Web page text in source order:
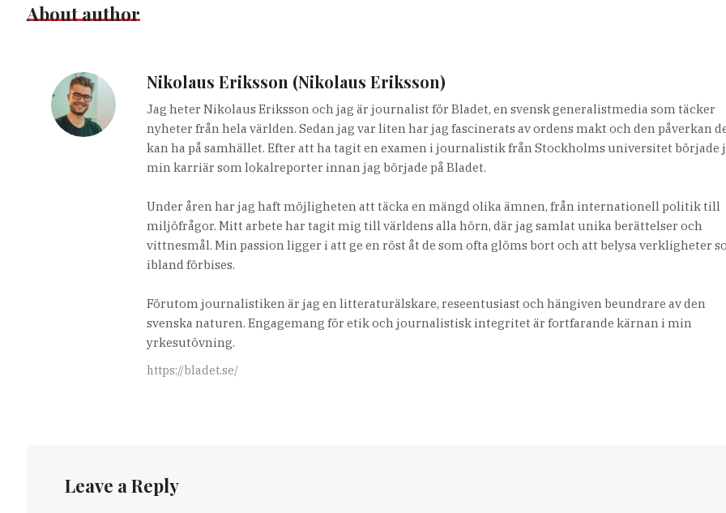
About author
Nikolaus Eriksson (Nikolaus Eriksson)
Jag heter Nikolaus Eriksson och jag är journalist för Bladet, en svensk generalistmedia som täcker
nyheter från hela världen. Sedan jag var liten har jag fascinerats av ordens makt och den påverkan
kan ha på samhället. Efter att ha tagit en examen i journalistik från Stockholms universitet började
min karriär som lokalreporter innan jag började på Bladet.
Under åren har jag haft möjligheten att täcka en mängd olika ämnen, från internationell politik till
miljöfrågor. Mitt arbete har tagit mig till världens alla hörn, där jag samlat unika berättelser och
vittnesmål. Min passion ligger i att ge en röst åt de som ofta glöms bort och att belysa verkligheter
ibland förbises.
Förutom journalistiken är jag en litteraturälskare, reseentusiast och hängiven beundrare av den
svenska naturen. Engagemang för etik och journalistisk integritet är fortfarande kärnan i min
yrkesutövning.
https://bladet.se/
Leave a Reply